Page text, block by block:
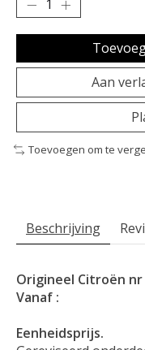
Aan
Toevoegen om te
Beschrijving
Origineel Citroën nr
Vanaf :
Eenheidsprijs.